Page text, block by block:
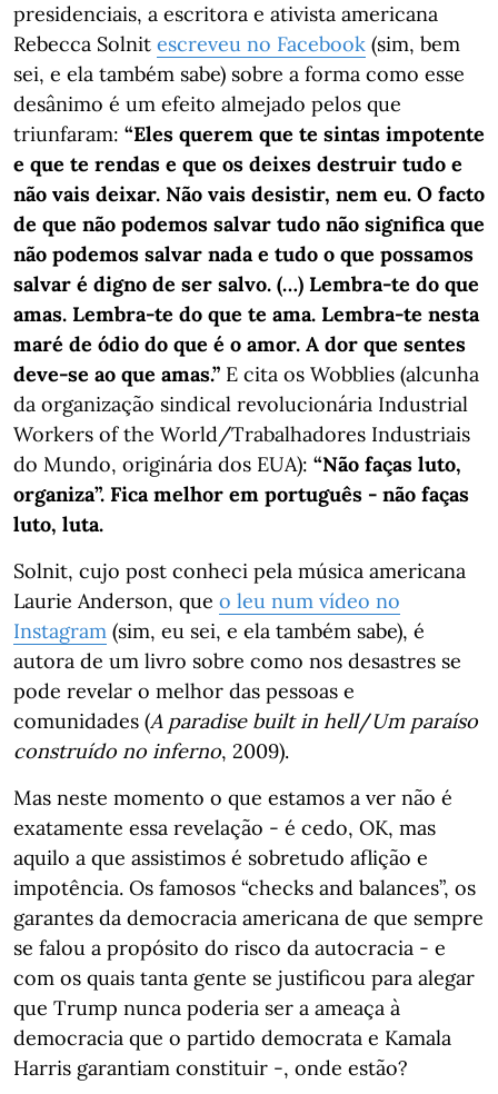
presidenciais, a escritora e ativista americana
Rebecca Solnit escreveu no Facebook (sim, bem
sei, e ela também sabe) sobre a forma como esse
desânimo é um efeito almejado pelos que
triunfaram: “Eles querem que te sintas impotente
e que te rendas e que os deixes destruir tudo e
não vais deixar. Não vais desistir, nem eu. O facto
de que não podemos salvar tudo não significa que
não podemos salvar nada e tudo o que possamos
salvar é digno de ser salvo. (…) Lembra-te do que
amas. Lembra-te do que te ama. Lembra-te nesta
maré de ódio do que é o amor. A dor que sentes
deve-se ao que amas.” E cita os Wobblies (alcunha
da organização sindical revolucionária Industrial
Workers of the World/Trabalhadores Industriais
do Mundo, originária dos EUA): “Não faças luto,
organiza”. Fica melhor em português - não faças
luto, luta.
Solnit, cujo post conheci pela música americana
Laurie Anderson, que o leu num vídeo no
Instagram (sim, eu sei, e ela também sabe), é
autora de um livro sobre como nos desastres se
pode revelar o melhor das pessoas e
comunidades (A paradise built in hell/Um paraíso
construído no inferno, 2009).
Mas neste momento o que estamos a ver não é
exatamente essa revelação - é cedo, OK, mas
aquilo a que assistimos é sobretudo aflição e
impotência. Os famosos “checks and balances”, os
garantes da democracia americana de que sempre
se falou a propósito do risco da autocracia - e
com os quais tanta gente se justificou para alegar
que Trump nunca poderia ser a ameaça à
democracia que o partido democrata e Kamala
Harris garantiam constituir -, onde estão?